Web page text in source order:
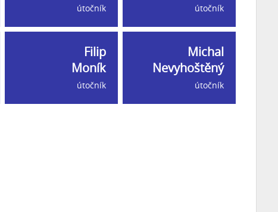
útočník útočník
Filip
Moník
útočník
Michal
Nevyhoštěný
útočník